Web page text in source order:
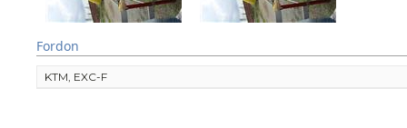
Fordon
KTM, EXC-F